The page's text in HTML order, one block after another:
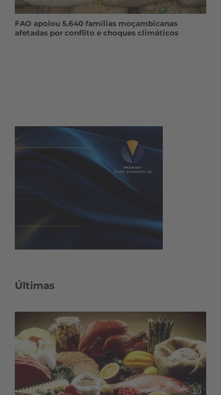
FAO apoiou 5.640 famílias moçambicanas
afetadas por conflito e choques climáticos
Últimas